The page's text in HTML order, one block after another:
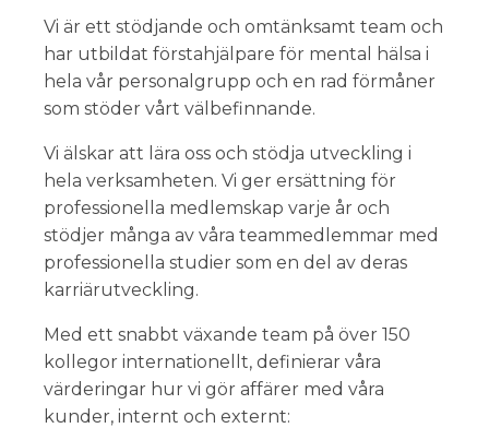
Vi är ett stödjande och omtänksamt team och
har utbildat förstahjälpare för mental hälsa i
hela vår personalgrupp och en rad förmåner
som stöder vårt välbefinnande.
Vi älskar att lära oss och stödja utveckling i
hela verksamheten. Vi ger ersättning för
professionella medlemskap varje år och
stödjer många av våra teammedlemmar med
professionella studier som en del av deras
karriärutveckling.
Med ett snabbt växande team på över 150
kollegor internationellt, definierar våra
värderingar hur vi gör affärer med våra
kunder, internt och externt: